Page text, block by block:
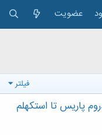
عضویت
فیلتر
پاریس تا استکهلم